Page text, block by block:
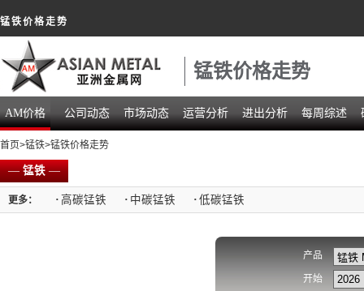
锰铁价格走势
锰铁价格走势
AM价格 公司动态 市场动态 运营分析 进出分析 每周综述
首页>锰铁>锰铁价格走势
—锰铁—
更多： · 高碳锰铁 · 中碳锰铁 · 低碳锰铁
产品
开始